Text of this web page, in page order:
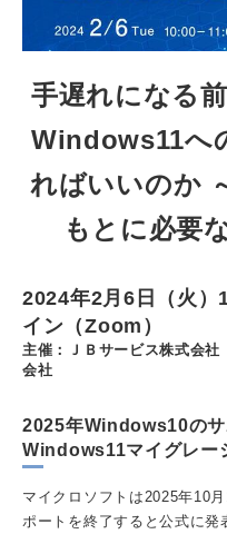
手遅れになる
Windows11へ
ればいいのか
もとに必要
2024年2月6日（火
イン（Zoom）
主催：ＪＢサービス株式会
会社
2025年Windows10の
Windows11マイグレー
マイクロソフトは2025年10
ポートを終了すると公式に発